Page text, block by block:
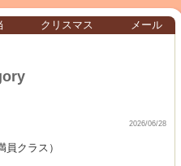
クリスマス メール
2026/06/28
クラス）